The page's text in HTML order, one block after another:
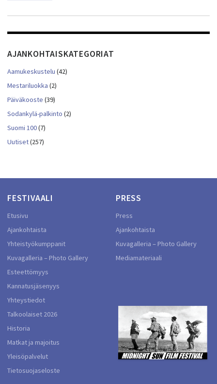
AJANKOHTAISKATEGORIAT
Aamukeskustelu (42)
Mestariluokka (2)
Päiväkooste (39)
Sodankylä-palkinto (2)
Suomi 100(7)
Uutiset(257)
FESTIVAALI
Etusivu
Ajankohtaista
Yhteistyökumppanit
Kuvagalleria – Photo Gallery
Esteettömyys
Kannatusjäsenyys
Yhteystiedot
Talkoolaiset 2026
Historia
Matkat ja majoitus
Yleisöpalvelut
Tietosuojaseloste
PRESS
Press
Ajankohtaista
Kuvagalleria – Photo Gallery
Mediamateriaali